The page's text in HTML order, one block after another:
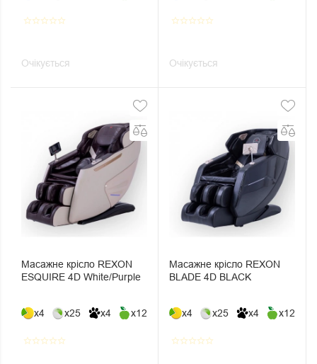
star_borderstar_borderstar_borderstar_borderstar_border
Очікується
star_borderstar_borderstar_borderstar_borderstar_border
Очікується
Масажне крісло REXON
ESQUIRE 4D White/Purple
x4 x25 x4 x12
star_borderstar_borderstar_borderstar_borderstar_border
Масажне крісло REXON
BLADE 4D BLACK
x4 x25 x4 x12
star_borderstar_borderstar_borderstar_borderstar_border